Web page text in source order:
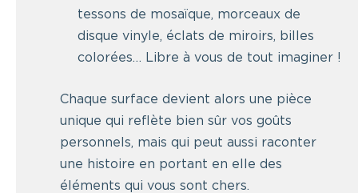
tessons de mosaïque, morceaux de
disque vinyle, éclats de miroirs, billes
colorées… Libre à vous de tout imaginer !
Chaque surface devient alors une pièce
unique qui reflète bien sûr vos goûts
personnels, mais qui peut aussi raconter
une histoire en portant en elle des
éléments qui vous sont chers.